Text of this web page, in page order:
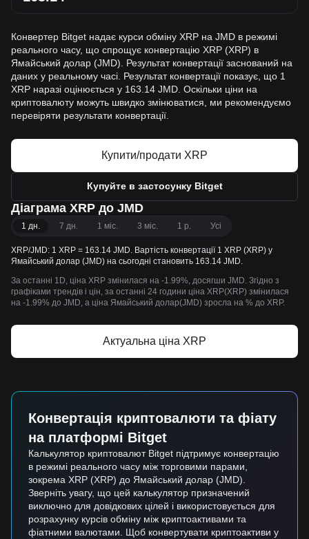
Конвертер Bitget надає курси обміну XRP на JMD в режимі
реального часу, що спрощує конвертацію XRP (XRP) в
Ямайський долар (JMD). Результат конвертації заснований на
даних у реальному часі. Результат конвертації показує, що 1
XRP наразі оцінюється у 163.14 JMD. Оскільки ціни на
криптовалюту можуть швидко змінюватися, ми рекомендуємо
перевіряти результати конвертації.
Купити/продати XRP
Купуйте в застосунку Bitget
Діаграма XRP до JMD
1 дн. 7 дн. 1 міс. 3 міс. 1 р. Усі
XRP/JMD: 1 XRP = 163.14 JMD. Вартість конвертації 1 XRP (XRP) у
Ямайський долар (JMD) на сьогодні становить 163.14 JMD.
За останні 1D, ціна XRP змінилася на -1.99%, досягши JMD. Згідно з
графіками трендів і цін, за останні 24 години ціна XRP(XRP) змінилася
на -1.99% до JMD, а ціна Ямайський долар(JMD) зросла на % до XRP.
Актуальна ціна XRP
Конвертація криптовалюти та фіату
на платформі Bitget
Калькулятор криптовалют Bitget підтримує конвертацію
в режимі реального часу між торговими парами,
зокрема XRP (XRP) до Ямайський долар (JMD).
Зверніть увагу, що цей калькулятор призначений
виключно для довідкових цілей і використовується для
розрахунку курсів обміну між криптоактивами та
фіатними валютами. Щоб конвертувати криптоактиви у